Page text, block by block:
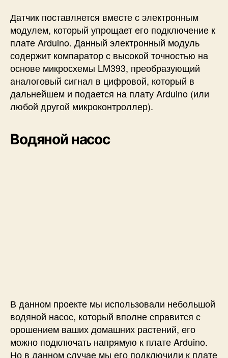
Датчик поставляется вместе с электронным
модулем, который упрощает его подключение к
плате Arduino. Данный электронный модуль
содержит компаратор с высокой точностью на
основе микросхемы LM393, преобразующий
аналоговый сигнал в цифровой, который в
дальнейшем и подается на плату Arduino (или
любой другой микроконтроллер).
Водяной насос
В данном проекте мы использовали небольшой
водяной насос, который вполне справится с
орошением ваших домашних растений, его
можно подключать напрямую к плате Arduino.
Но в данном случае мы его подключили к плате